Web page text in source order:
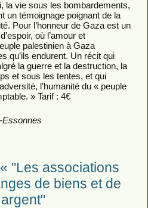
la vie sous les bombardements,
un témoignage poignant de la
Pour l’honneur de Gaza est un
où l’amour et
palestinien à Gaza
qu’ils endurent. Un récit qui
la guerre et la destruction, la
et sous les tentes, et qui
l’humanité du « peuple
» Tarif : 4€
Essonnes
"Les associations
de biens et de